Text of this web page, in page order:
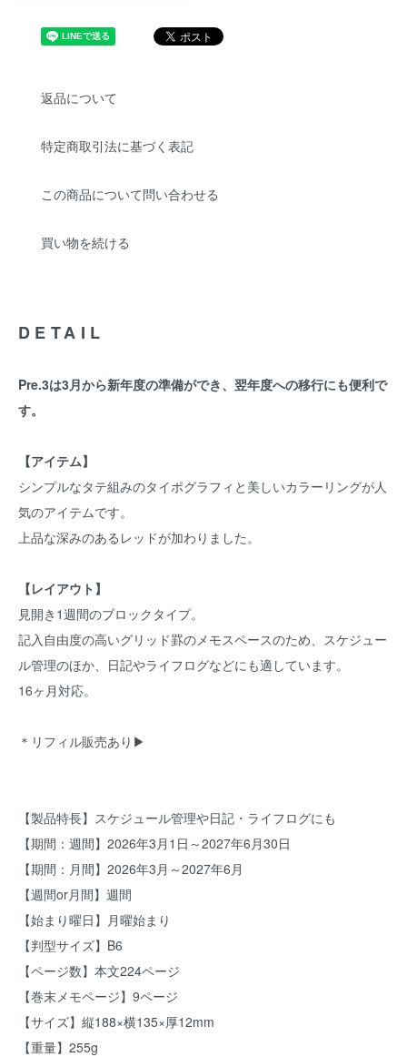
返品について
特定商取引法に基づく表記
この商品について問い合わせる
買い物を続ける
DETAIL
Pre.3は3月から新年度の準備ができ、翌年度への移行にも便利で
す。
【アイテム】
シンプルなタテ組みのタイポグラフィと美しいカラーリングが人
気のアイテムです。
上品な深みのあるレッドが加わりました。
【レイアウト】
見開き1週間のブロックタイプ。
記入自由度の高いグリッド罫のメモスペースのため、スケジュー
ル管理のほか、日記やライフログなどにも適しています。
16ヶ月対応。
＊リフィル販売あり▶
【製品特長】スケジュール管理や日記・ライフログにも
【期間：週間】2026年3月1日～2027年6月30日
【期間：月間】2026年3月～2027年6月
【週間or月間】週間
【始まり曜日】月曜始まり
【判型サイズ】B6
【ページ数】本文224ページ
【巻末メモページ】9ページ
【サイズ】縦188×横135×厚12mm
【重量】255g